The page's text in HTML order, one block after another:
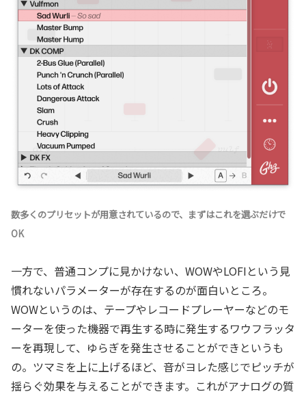
数多くのプリセットが用意されているので、まずはこれを選ぶだけで
OK
一方で、普通コンプに見かけない、WOWやLOFIという見
慣れないパラメーターが存在するのが面白いところ。
WOWというのは、テープやレコードプレーヤーなどのモ
ーターを使った機器で再生する時に発生するワウフラッタ
ーを再現して、ゆらぎを発生させることができというも
の。ツマミを上に上げるほど、音がヨレた感じでピッチが
揺らぐ効果を与えることができます。これがアナログの質